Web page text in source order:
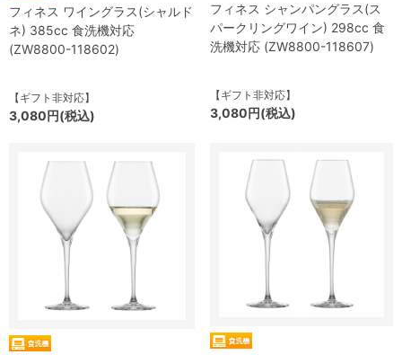
フィネス ワイングラス(シャルド
ネ) 385cc 食洗機対応
(ZW8800-118602)
【ギフト非対応】
3,080円(税込)
フィネス シャンパングラス(ス
パークリングワイン) 298cc 食
洗機対応 (ZW8800-118607)
【ギフト非対応】
3,080円(税込)